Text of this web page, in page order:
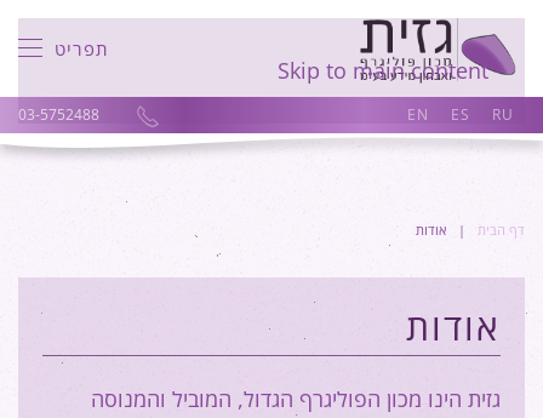
Skip to main content
תפריט
RU
ES
EN
03-5752488
דף הבית אודות
אודות
גזית הינו מכון הפוליגרף הגדול, המוביל והמנוסה